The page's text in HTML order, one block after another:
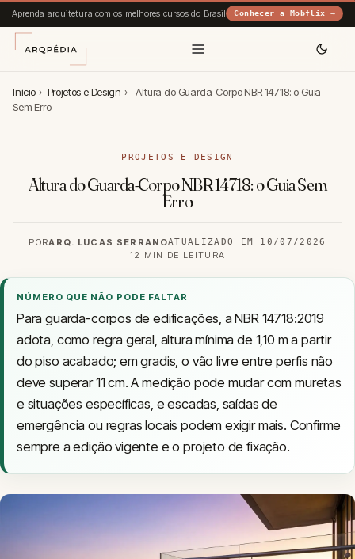
Aprenda arquitetura com os melhores cursos do Brasil Conhecer a Mobflix →
Início › Projetos e Design ›
Altura do Guarda-Corpo NBR 14718: o Guia
Sem Erro
PROJETOS E DESIGN
Altura do Guarda-Corpo NBR 14718: o Guia Sem
Erro
PORARQ. LUCAS SERRANOATUALIZADO EM 10/07/2026
12 MIN DE LEITURA
NÚMERO QUE NÃO PODE FALTAR
Para guarda-corpos de edificações, a NBR 14718:2019
adota, como regra geral, altura mínima de 1,10 m a partir
do piso acabado; em gradis, o vão livre entre perfis não
deve superar 11 cm. A medição pode mudar com muretas
e situações específicas, e escadas, saídas de
emergência ou regras locais podem exigir mais. Confirme
sempre a edição vigente e o projeto de fixação.